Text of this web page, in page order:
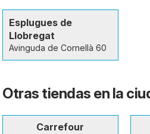
Esplugues de
Llobregat
Avinguda de Cornellà 60
Otras tiendas en la
Carrefour